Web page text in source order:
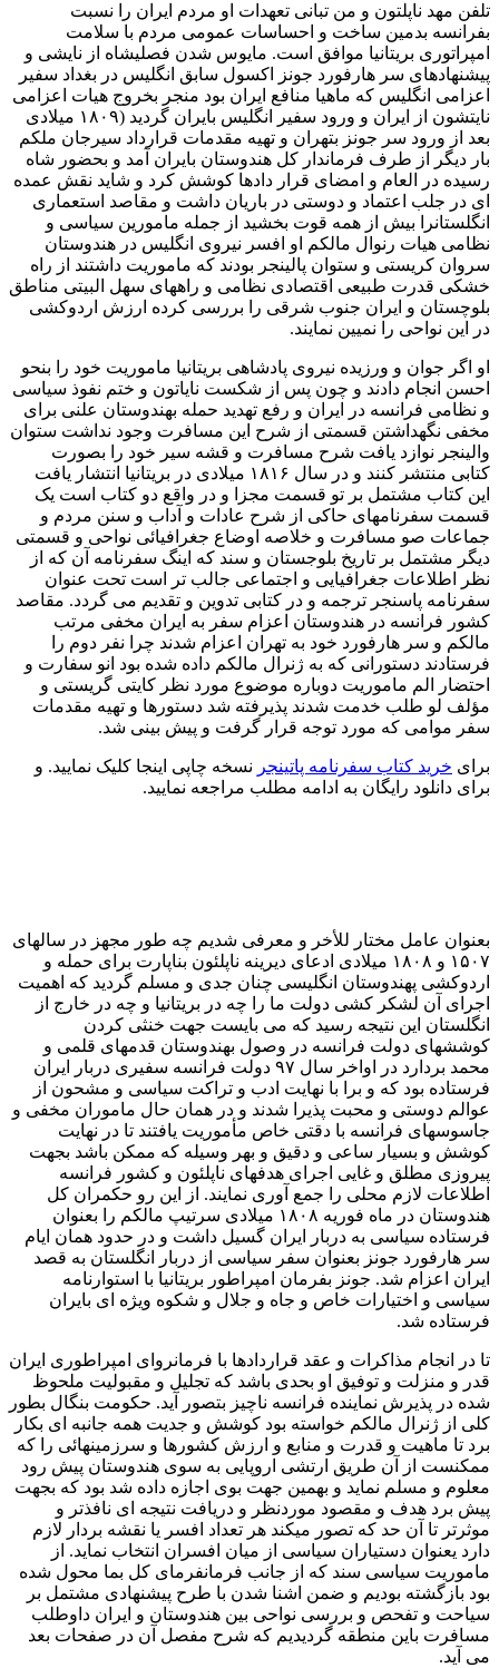
تلفن مهد ناپلتون و من تبانی تعهدات او مردم ایران را نسبت
بفرانسه بدمین ساخت و احساسات عمومی مردم با سلامت
امپراتوری بریتانیا موافق است. مایوس شدن فصلیشاه از نایشی و
پیشنهادهای سر هارفورد جونز اکسول سابق انگلیس در بغداد سفیر
اعزامی انگلیس که ماهیا منافع ایران بود منجر بخروج هیات اعزامی
نایتشون از ایران و ورود سفیر انگلیس بایران گردید (۱۸۰۹ میلادی
بعد از ورود سر جونز بتهران و تهیه مقدمات قرارداد سیرجان ملکم
بار دیگر از طرف فرماندار کل هندوستان بایران آمد و بحضور شاه
رسیده در العام و امضای قرار دادها کوشش کرد و شاید نقش عمده
ای در جلب اعتماد و دوستی در باریان داشت و مقاصد استعماری
انگلستانرا بیش از همه قوت بخشید از جمله مامورین سیاسی و
نظامی هیات رنوال مالكم او افسر نیروی انگلیس در هندوستان
سروان کریستی و ستوان پالینجر بودند که ماموریت داشتند از راه
خشکی قدرت طبیعی اقتصادی نظامی و راههای سهل البیتی مناطق
بلوچستان و ایران جنوب شرقی را بررسی کرده ارزش اردوکشی
در این نواحی را نمیین نمایند.
او اگر جوان و ورزیده نیروی پادشاهی بریتانیا ماموریت خود را بنحو
احسن انجام دادند و چون پس از شکست نایاتون و ختم نفوذ سیاسی
و نظامی فرانسه در ایران و رفع تهدید حمله بهندوستان علنی برای
مخفی نگهداشتن قسمتی از شرح این مسافرت وجود نداشت ستوان
والينجر نوازد یافت شرح مسافرت و قشه سیر خود را بصورت
کتابی منتشر کنند و در سال ۱۸۱۶ میلادی در بریتانیا انتشار یافت
این کتاب مشتمل بر تو قسمت مجزا و در واقع دو کتاب است یک
قسمت سفرنامهای حاکی از شرح عادات و آداب و سنن مردم و
جماعات صو مسافرت و خلاصه اوضاع جغرافیائی نواحی و قسمتی
دیگر مشتمل بر تاریخ بلوجستان و سند که اینگ سفرنامه آن که از
نظر اطلاعات جغرافیایی و اجتماعی جالب تر است تحت عنوان
سفرنامه پاسنجر ترجمه و در کتابی تدوین و تقدیم می گردد. مقاصد
کشور فرانسه در هندوستان اعزام سفر به ایران مخفی مرتب
مالكم و سر هارفورد خود به تهران اعزام شدند چرا نفر دوم را
فرستادند دستورانی که به ژنرال مالکم داده شده بود انو سفارت و
احتضار الم ماموریت دوباره موضوع مورد نظر کایتی گریستی و
مؤلف لو طلب خدمت شدند پذیرفته شد دستورها و تهیه مقدمات
سفر موامی که مورد توجه قرار گرفت و پیش بینی شد.
برای خرید کتاب سفرنامه پاتینجر نسخه چاپی اینجا کلیک نمایید. و
برای دانلود رایگان به ادامه مطلب مراجعه نمایید.
بعنوان عامل مختار للأخر و معرفی شدیم چه طور مجهز در سالهای
۱۵۰۷ و ۱۸۰۸ میلادی ادعای دیرینه ناپلئون بناپارت برای حمله و
اردوکشی پهندوستان انگلیسی چنان جدی و مسلم گردید که اهمیت
اجرای آن لشکر کشی دولت ما را چه در بریتانیا و چه در خارج از
انگلستان این نتیجه رسید که می بایست جهت خنثی کردن
کوششهای دولت فرانسه در وصول بهندوستان قدمهای قلمی و
محمد بردارد در اواخر سال ۹۷ دولت فرانسه سفیری دربار ایران
فرستاده بود که و برا با نهایت ادب و تراکت سیاسی و مشحون از
عوالم دوستی و محبت پذیرا شدند و در همان حال ماموران مخفی و
جاسوسهای فرانسه با دقتی خاص مأموریت یافتند تا در نهایت
کوشش و بسیار ساعی و دقیق و بهر وسیله که ممکن باشد بجهت
پیروزی مطلق و غایی اجرای هدفهای ناپلئون و کشور فرانسه
اطلاعات لازم محلی را جمع آوری نمایند. از این رو حکمران کل
هندوستان در ماه فوریه ۱۸۰۸ میلادی سرتیپ مالکم را بعنوان
فرستاده سیاسی به دربار ایران گسیل داشت و در حدود همان ایام
سر هارفورد جونز بعنوان سفر سیاسی از دربار انگلستان به قصد
ایران اعزام شد. جونز بفرمان امپراطور بریتانیا با استوارنامه
سیاسی و اختیارات خاص و جاه و جلال و شکوه ویژه ای بایران
فرستاده شد.
تا در انجام مذاکرات و عقد قراردادها با فرمانروای امپراطوری ایران
قدر و منزلت و توفیق او بحدی باشد که تجلیل و مقبولیت ملحوظ
شده در پذیرش نماینده فرانسه ناچیز بتصور آید. حکومت بنگال بطور
کلی از ژنرال مالکم خواسته بود کوشش و جدیت همه جانبه ای بکار
برد تا ماهیت و قدرت و منابع و ارزش کشورها و سرزمینهائی را که
ممکنست از آن طریق ارتشی اروپایی به سوی هندوستان پیش رود
معلوم و مسلم نماید و بهمین جهت بوی اجازه داده شد بود که بجهت
پیش برد هدف و مقصود موردنظر و دریافت نتیجه ای نافذتر و
موثرتر تا آن حد که تصور میکند هر تعداد افسر یا نقشه بردار لازم
دارد یعنوان دستیاران سیاسی از میان افسران انتخاب نماید. از
ماموریت سیاسی سند که از جانب فرمانفرمای کل بما محول شده
بود بازگشته بودیم و ضمن اشنا شدن با طرح پیشنهادی مشتمل بر
سیاحت و تفحص و بررسی نواحی بین هندوستان و ایران داوطلب
مسافرت باین منطقه گردیدیم که شرح مفصل آن در صفحات بعد
می آید.